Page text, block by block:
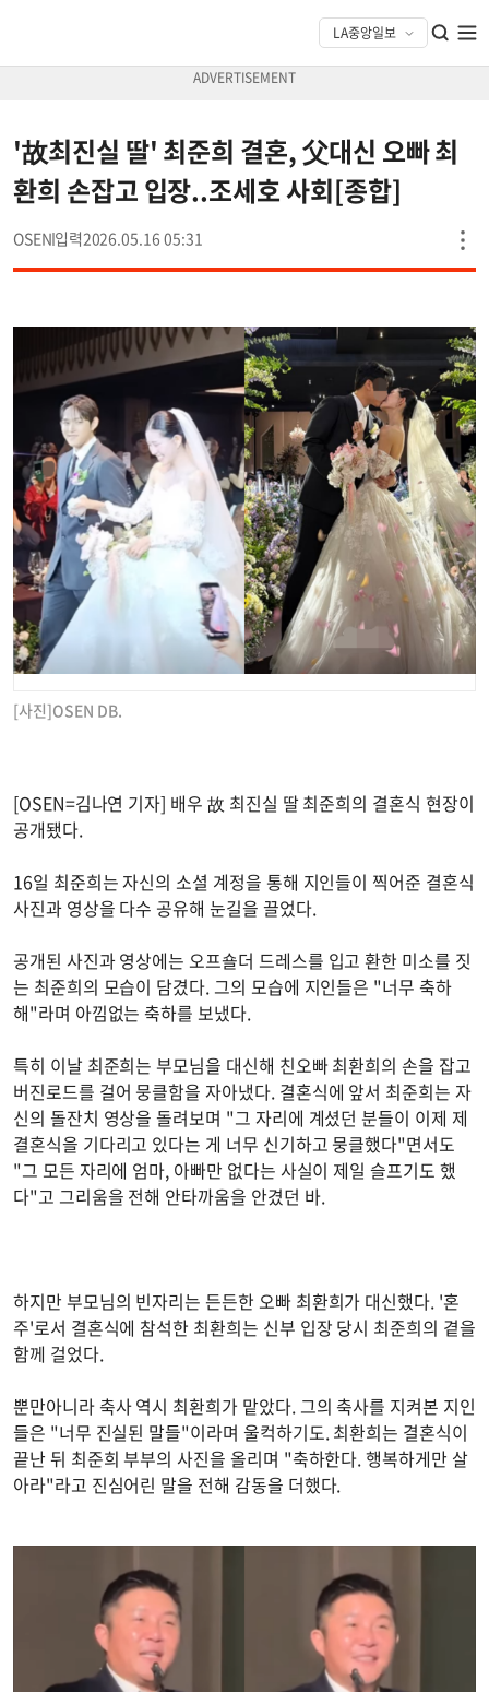
'故최진실 딸' 최준희 결혼, 父대신 오빠 최
환희 손잡고 입장..조세호 사회[종합]
OSEN 2026.05.16 05:31
[사진]OSEN DB.
[OSEN=김나연 기자] 배우 故 최진실 딸 최준희의 결혼식 현장이
공개됐다.
16일 최준희는 자신의 소셜 계정을 통해 지인들이 찍어준 결혼식
사진과 영상을 다수 공유해 눈길을 끌었다.
공개된 사진과 영상에는 오프숄더 드레스를 입고 환한 미소를 짓
는 최준희의 모습이 담겼다. 그의 모습에 지인들은 "너무 축하
해"라며 아낌없는 축하를 보냈다.
특히 이날 최준희는 부모님을 대신해 친오빠 최환희의 손을 잡고
버진로드를 걸어 뭉클함을 자아냈다. 결혼식에 앞서 최준희는 자
신의 돌잔치 영상을 돌려보며 "그 자리에 계셨던 분들이 이제 제
결혼식을 기다리고 있다는 게 너무 신기하고 뭉클했다"면서도
"그 모든 자리에 엄마, 아빠만 없다는 사실이 제일 슬프기도 했
다"고 그리움을 전해 안타까움을 안겼던 바.
하지만 부모님의 빈자리는 든든한 오빠 최환희가 대신했다. '혼
주'로서 결혼식에 참석한 최환희는 신부 입장 당시 최준희의 곁을
함께 걸었다.
뿐만아니라 축사 역시 최환희가 맡았다. 그의 축사를 지켜본 지인
들은 "너무 진실된 말들"이라며 울컥하기도. 최환희는 결혼식이
끝난 뒤 최준희 부부의 사진을 올리며 "축하한다. 행복하게만 살
아라"라고 진심어린 말을 전해 감동을 더했다.